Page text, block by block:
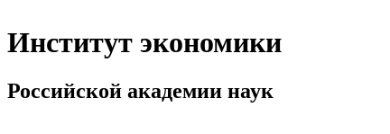
Институт экономики
Российской академии наук